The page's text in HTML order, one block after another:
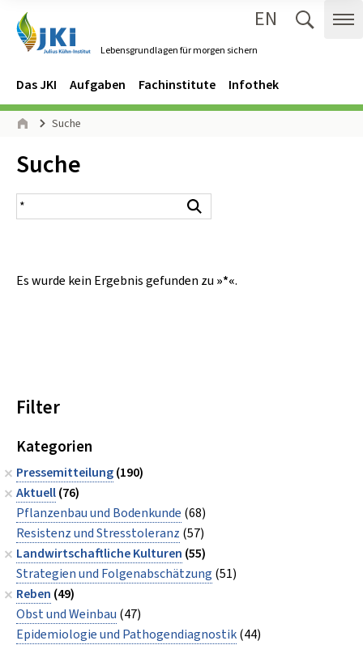
Lebensgrundlagen für morgen sichern
EN
Navigation
Hauptmenü
Das JKI Aufgaben Fachinstitute Infothek
Seitenpfad
Suche
Inhalt:
Suche
Suchergebnis
Es wurde kein Ergebnis gefunden zu »*«.
Filter
Kategorien
Pressemitteilung(190)
Aktuell(76)
Pflanzenbau und Bodenkunde (68)
Resistenz und Stresstoleranz (57)
Landwirtschaftliche Kulturen (55)
Strategien und Folgenabschätzung (51)
Reben (49)
Obst und Weinbau (47)
Epidemiologie und Pathogendiagnostik(44)